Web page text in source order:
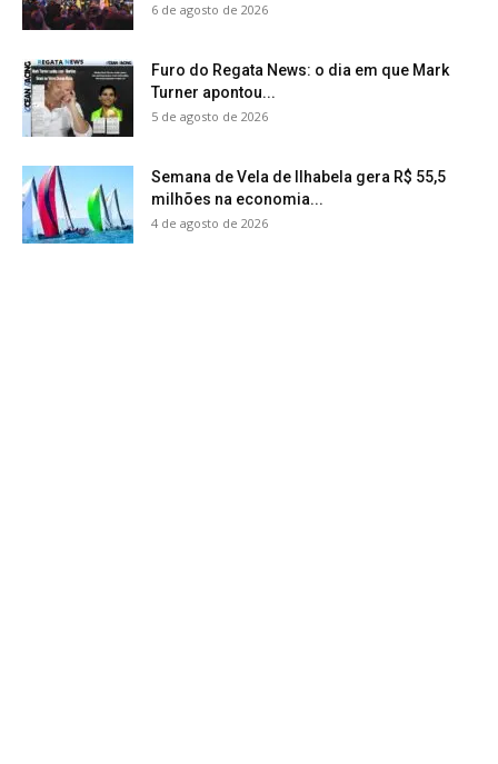
6 de agosto de 2026
Furo do Regata News: o dia em que Mark
Turner apontou...
5 de agosto de 2026
Semana de Vela de Ilhabela gera R$ 55,5
milhões na economia...
4 de agosto de 2026